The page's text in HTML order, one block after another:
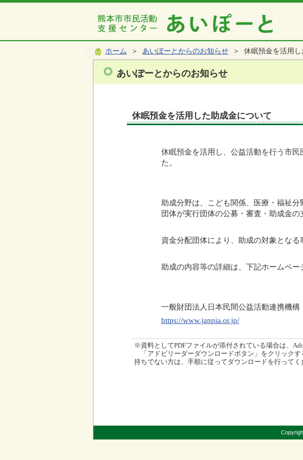
ホーム ＞ あいぽーとからのお知らせ＞ 休眠預金を活用し
あいぽーとからのお知らせ
休眠預金を活用した助成金について
休眠預金を活用し、公益活動を行う市
た。
助成分野は、こども関係、医療・福祉
団体が実行団体の公募・審査・助成金の
資金分配団体により、助成の対象となる
助成の内容等の詳細は、下記ホームペー
一般財団法人日本民間公益活動連携機構
https://www.janpia.or.jp/
※資料としてPDFファイルが添付されている場合は、
「アドビリーダーダウンロードボタン」をクリック
持ちでない方は、手順に従ってダウンロードを行ってく